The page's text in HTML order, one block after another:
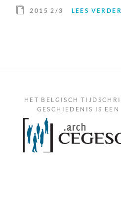
2015 2/3 LEES VERDER
HET BELGISCH
GESCHIEDENIS IS